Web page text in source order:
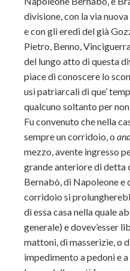
divisione, con la via
e con gli eredi del già
Pietro, Benno,
del lungo atto di questa
piace di conoscere lo
usi patriarcali di que’
qualcuno soltanto per
Fu convenuto che nella
sempre un corridoio, o
mezzo, avente ingresso
grande anteriore di detta
Bernabò, di Napoleone e
corridoio si
di essa casa nella quale
generale) e dovev’esser
mattoni, di masserizie, o
impedimento a pedoni e